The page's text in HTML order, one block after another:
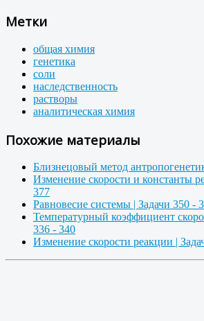
Метки
общая химия
генетика
соли
наследственность
растворы
аналитическая химия
Похожие материалы
Близнецовый метод
Изменение скорости и константы
377
Равновесие системы | Задачи 350 -
Температурный коэффициент
336 - 340
Изменение скорости реакции |